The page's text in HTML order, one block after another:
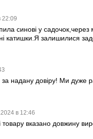
22:09
синові у
катишки.Я залишилися
за надану довіру! Ми дуже
в 12:46
вказано довжину